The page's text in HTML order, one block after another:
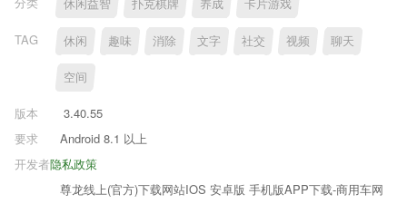
TAG 休闲 趣味 消除 文字 社交 视频 聊天
空间
版本
3.40.55
要求
Android 8.1 以上
隐私政策
开发者
尊龙线上(官方)下载网站IOS 安卓版 手机版APP下载-商用车网